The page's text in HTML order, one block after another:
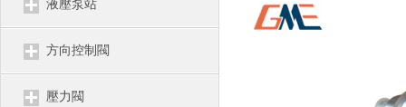
液壓泵站
方向控制閥
壓力閥